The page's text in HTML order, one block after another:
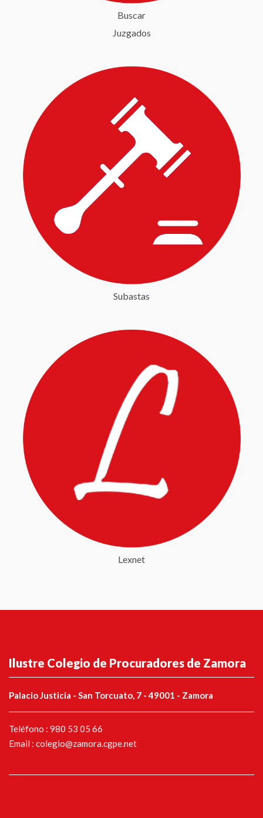
Buscar
Juzgados
Subastas
Lexnet
Ilustre Colegio de Procuradores de Zamora
Palacio Justicia - San Torcuato, 7 - 49001 - Zamora
Teléfono : 980 53 05 66
Email : colegio@zamora.cgpe.net